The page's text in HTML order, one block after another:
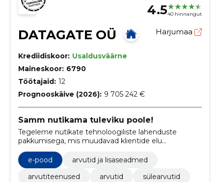
4.540 hinnangut
DATAGATE OÜ Harjumaa
Krediidiskoor: Usaldusväärne
Maineskoor: 6790
Töötajaid: 12
Prognooskäive (2026): 9 705 242 €
Samm nutikama tuleviku poole!
Tegeleme nutikate tehnoloogiliste lahenduste
pakkumisega, mis muudavad klientide elu
mugavamaks ja efektiivsemaks.
e-pood
arvutid ja lisaseadmed
arvutiteenused
arvutid
sülearvutid